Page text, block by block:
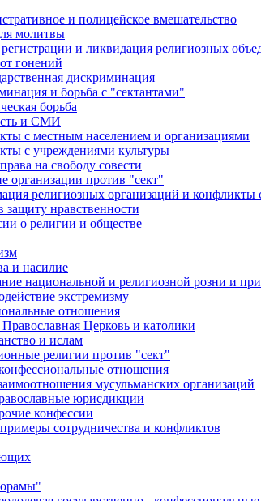
и полицейское вмешательство
молитвы
и ликвидация религиозных
гонений
дискриминация
и борьба с "сектантами"
борьба
и СМИ
с местным населением и организациями
с учреждениями культуры
на свободу совести
организации против "сект"
религиозных организаций и
нравственности
о религии и обществе
и насилие
национальной и религиозной розни и
экстремизму
отношения
Православная Церковь и католики
и ислам
религии против "сект"
отношения
мусульманских организаций
юрисдикции
конфессии
сотрудничества и конфликтов